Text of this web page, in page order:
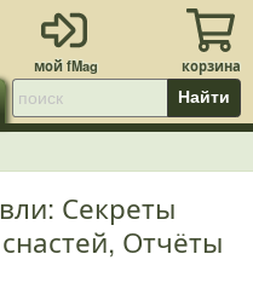
Найти
Секреты
Отчёты